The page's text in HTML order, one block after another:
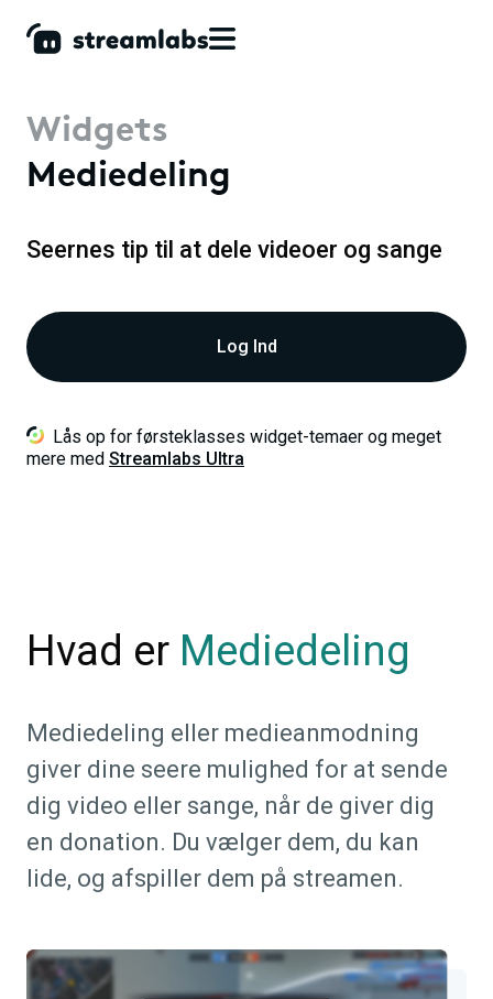
Widgets
Mediedeling
Seernes tip til at dele videoer og sange
Log Ind
Lås op for førsteklasses widget-temaer og meget
mere med Streamlabs Ultra
Hvad er Mediedeling
Mediedeling eller medieanmodning
giver dine seere mulighed for at sende
dig video eller sange, når de giver dig
en donation. Du vælger dem, du kan
lide, og afspiller dem på streamen.